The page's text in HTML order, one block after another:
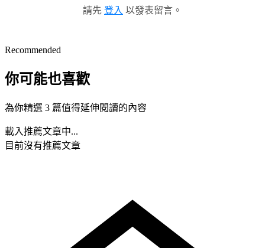
請先 登入 以發表留言。
Recommended
你可能也喜歡
為你精選 3 篇值得延伸閱讀的內容
載入推薦文章中...
目前沒有推薦文章